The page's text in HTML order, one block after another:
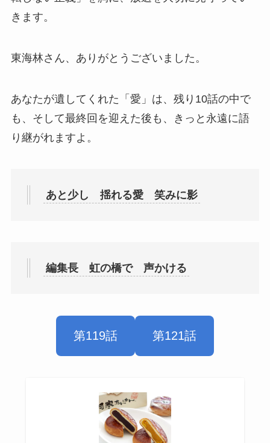
きます。
東海林さん、ありがとうございました。
あなたが遺してくれた「愛」は、残り10話の中で
も、そして最終回を迎えた後も、きっと永遠に語
り継がれますよ。
あと少し 揺れる愛 笑みに影
編集長 虹の橋で 声かける
第119話 第121話